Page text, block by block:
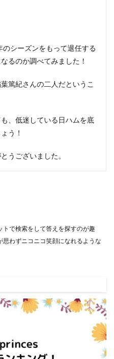
のシーズンをもって退任する
るのか調べてみました！
篤紀さんの二人だというこ
、低迷している日ハムを底
う！
うございました。
で検索をして答えを探すのが趣
わずニコニコ笑顔になれるような
番かわいいのは誰？